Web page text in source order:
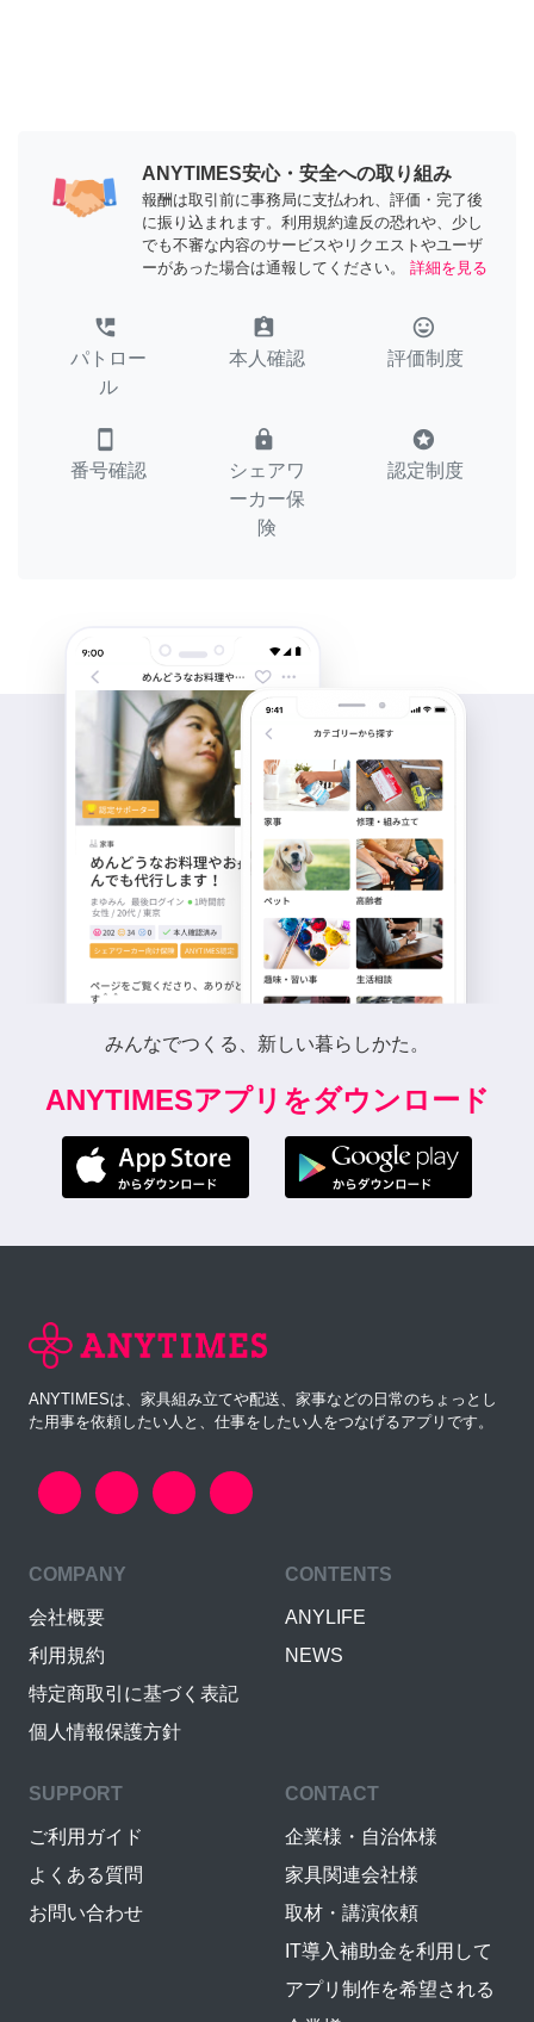
ANYTIMES安心・安全への取り組み
報酬は取引前に事務局に支払われ、評価・完了後
に振り込まれます。利用規約違反の恐れや、少し
でも不審な内容のサービスやリクエストやユーザ
ーがあった場合は通報してください。
詳細を見る
perm_phone_msg
パトロー
ル
assignment_ind
本人確認
tag_faces
評価制度
smartphone
番号確認
lock
シェアワ
ーカー保
険
stars
認定制度
みんなでつくる、新しい暮らしかた。
ANYTIMESアプリをダウンロード
ANYTIMESは、家具組み立てや配送、家事などの日常のちょっとし
た用事を依頼したい人と、仕事をしたい人をつなげるアプリです。
COMPANY
会社概要
利用規約
特定商取引に基づく表記
個人情報保護方針
CONTENTS
ANYLIFE
NEWS
SUPPORT
ご利用ガイド
よくある質問
お問い合わせ
CONTACT
企業様・自治体様
家具関連会社様
取材・講演依頼
IT導入補助金を利用して
アプリ制作を希望される